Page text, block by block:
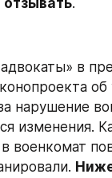
в
изменения.
военкомат